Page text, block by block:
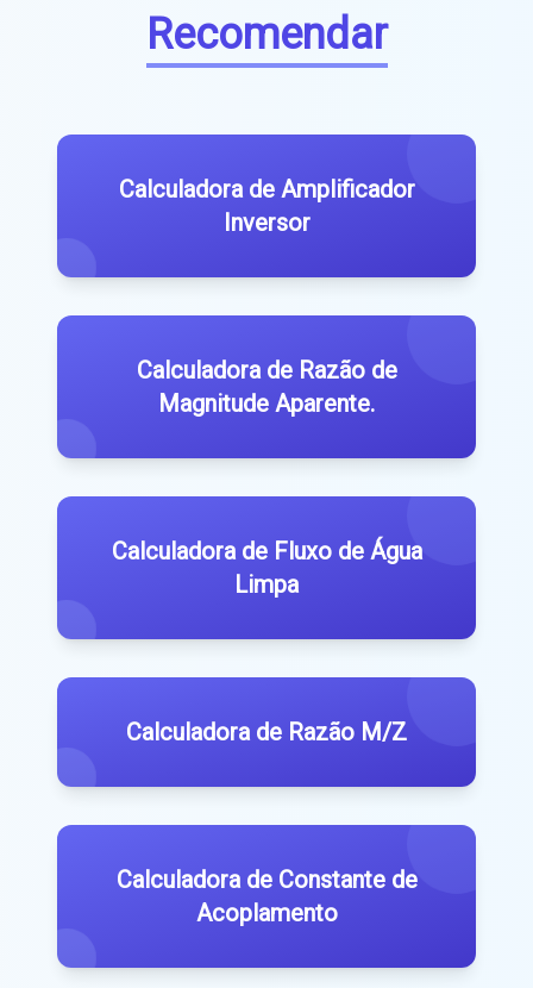
Recomendar
Calculadora de Amplificador
Inversor
Calculadora de Razão de
Magnitude Aparente.
Calculadora de Fluxo de Água
Limpa
Calculadora de Razão M/Z
Calculadora de Constante de
Acoplamento